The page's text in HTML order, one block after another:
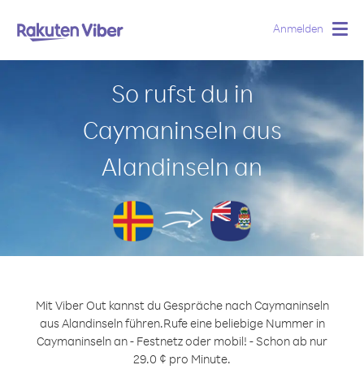
Anmelden
So rufst du in
Caymaninseln aus
Alandinseln an
Mit Viber Out kannst du Gespräche nach Caymaninseln
aus Alandinseln führen.Rufe eine beliebige Nummer in
Caymaninseln an - Festnetz oder mobil! - Schon ab nur
29.0 ¢ pro Minute.